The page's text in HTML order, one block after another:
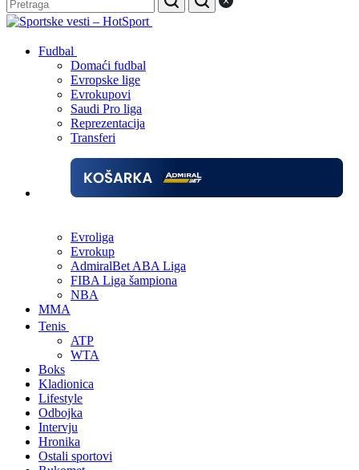
Fudbal
Domaći fudbal
Evropske lige
Evrokupovi
Saudi Pro liga
Reprezentacija
Transferi
Evroliga
Evrokup
AdmiralBet ABA Liga
FIBA Liga šampiona
NBA
MMA
Tenis
ATP
WTA
Boks
Kladionica
Lifestyle
Odbojka
Intervju
Hronika
Ostali sportovi